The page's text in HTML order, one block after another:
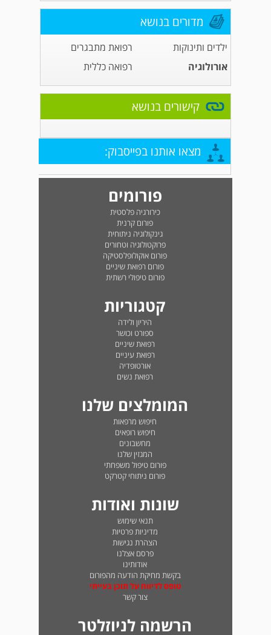
מדורים בנושא
ילדים ותינוקות
רפואת מתבגרים
אורולוגיה
רפואה כללית
קישורים בנושא
מצאו אותנו בפייסבוק:
פורומים
כירורגיה פלסטית
פורום קרנית
גינקולוגיה ניתוחית
פרוקטולוגיה וטחורים
פורום אוקולופלסטיקה
פורום רפואת שיניים
פורום טיפולי רשתית
קטגוריות
היריון ולידה
ספורט וכושר
רפואת שיניים
רפואת עיניים
אורטופדיה
רפואת נשים
המומלצים שלנו
חיפוש מרפאות
חיפוש רופאים
מחשבונים
המגזין שלנו
פורום טיפול משפחתי
פורום ניתוחי קטרקט
שונות ואודות
תנאי שימוש
מדיניות פרטיות
הצהרת נגישות
פרסם אצלנו
אודותינו
בקשת מחיקת הודעה מהפורום
טופס לדיווח על תוכן בעייתי
צור קשר
הרשמה לניוזלטר